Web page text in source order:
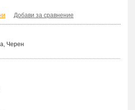
Добави за сравнение
Черен